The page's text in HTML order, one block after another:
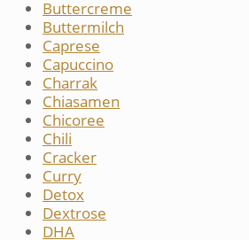
Buttercreme
Buttermilch
Caprese
Capuccino
Charrak
Chiasamen
Chicoree
Chili
Cracker
Curry
Detox
Dextrose
DHA